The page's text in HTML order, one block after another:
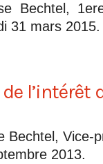
Bechtel,
31 mars 2015.
l’intérêt
Bechtel, Vice-
2013.